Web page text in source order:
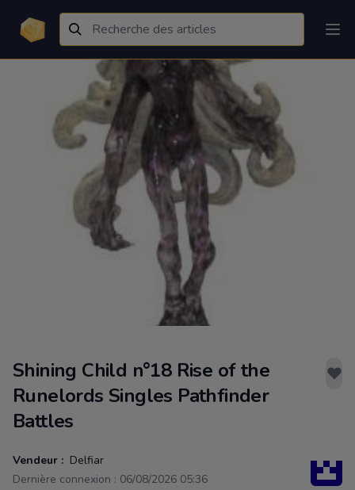
Shining Child n°18 Rise of the
Runelords Singles Pathfinder
Battles
Vendeur : Delfiar
Dernière connexion : 06/08/2026 05:36